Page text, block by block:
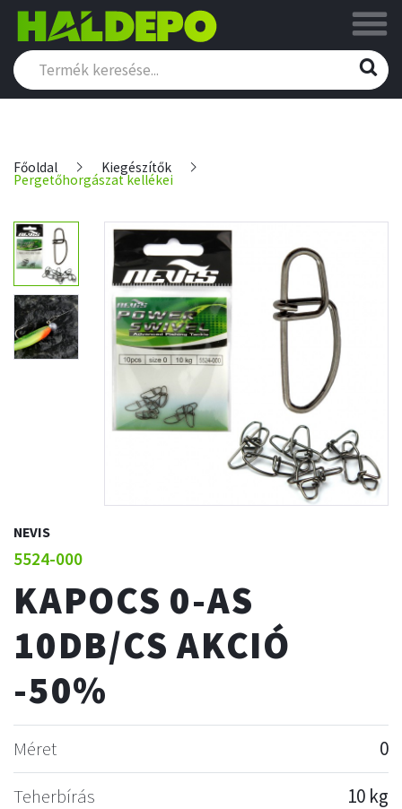
Főoldal Kiegészítők
Pergetőhorgászat kellékei
NEVIS
5524-000
KAPOCS 0-AS
10DB/CS AKCIÓ
-50%
Méret
0
Teherbírás
10 kg